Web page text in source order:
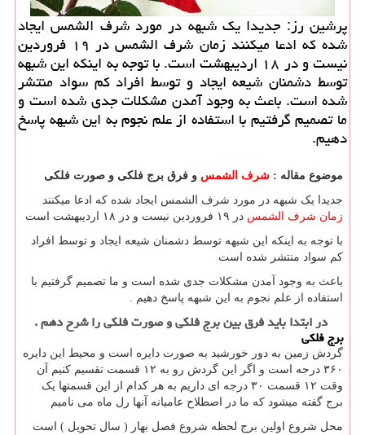
پرشین رز: جدیدا یك شبهه در مورد شرف الشمس ایجاد
شده كه ادعا میكنند زمان شرف الشمس در ۱۹ فروردین
نیست و در ۱۸ اردیبهشت است. با توجه به اینكه این شبهه
توسط دشمنان شیعه ایجاد و توسط افراد كم سواد منتشر
شده است. باعث به وجود آمدن مشكلات جدی شده است و
ما تصمیم گرفتیم با استفاده از علم نجوم به این شبهه پاسخ
دهیم.
موضوع مقاله : شرف الشمس و فرق برج فلکی و صورت فلکی
جدیدا یک شبهه در مورد شرف الشمس ایجاد شده که ادعا میکنند
زمان شرف الشمس در ۱۹ فروردین نیست و در ۱۸ اردیبهشت است
با توجه به اینکه این شبهه توسط دشمنان شیعه ایجاد و توسط افراد
کم سواد منتشر شده است
باعث به وجود آمدن مشکلات جدی شده است و ما تصمیم گرفتیم با
استفاده از علم نجوم به این شبهه پاسخ دهیم .
در ابتدا باید فرق بین برج فلکی و صورت فلکی را شرح دهم .
برج فلکی
گردش زمین به دور خورشید به صورت دایره است و محیط این دایره
۳۶۰ درجه است و اگر این گردش رو به ۱۲ قسمت تقسیم کنیم آن
وقت ۱۲ قسمت ۳۰ درجه ای داریم به هر کدام از این قسمتها یک
برج گفته میشود که ما در اصطلاح عامیانه آنها رل ماه می نامیم
محل شروع اولین برج لحظه شروع فصل بهار ( سال تحویل ) است